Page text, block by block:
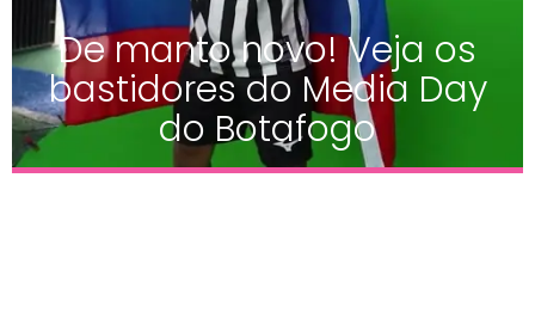
De manto novo! Veja os
bastidores do Media Day
do Botafogo